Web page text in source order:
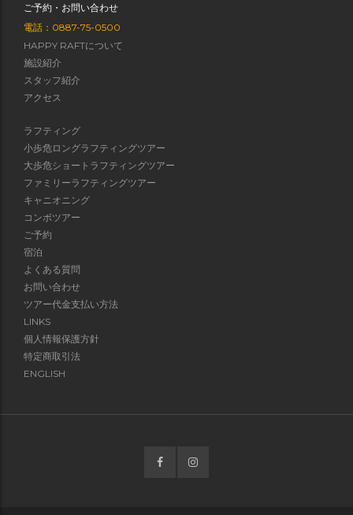
ご予約・お問い合わせ
電話：0887-75-0500
HAPPY RAFTについて
施設紹介
スタッフ紹介
アクセス
ラフティング
小歩危ロングラフティングツアー
大歩危ショートラフティングツアー
ファミリーラフティングツアー
キャニオニング
コンボツアー
ご予約
宿泊
よくある質問
お問い合わせ
ツアー代金支払い方法
LINKS
個人情報保護方針
特定商取引法
ENGLISH